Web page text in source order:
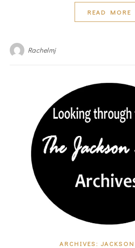
READ MORE
Rachelmj
ARCHIVES: